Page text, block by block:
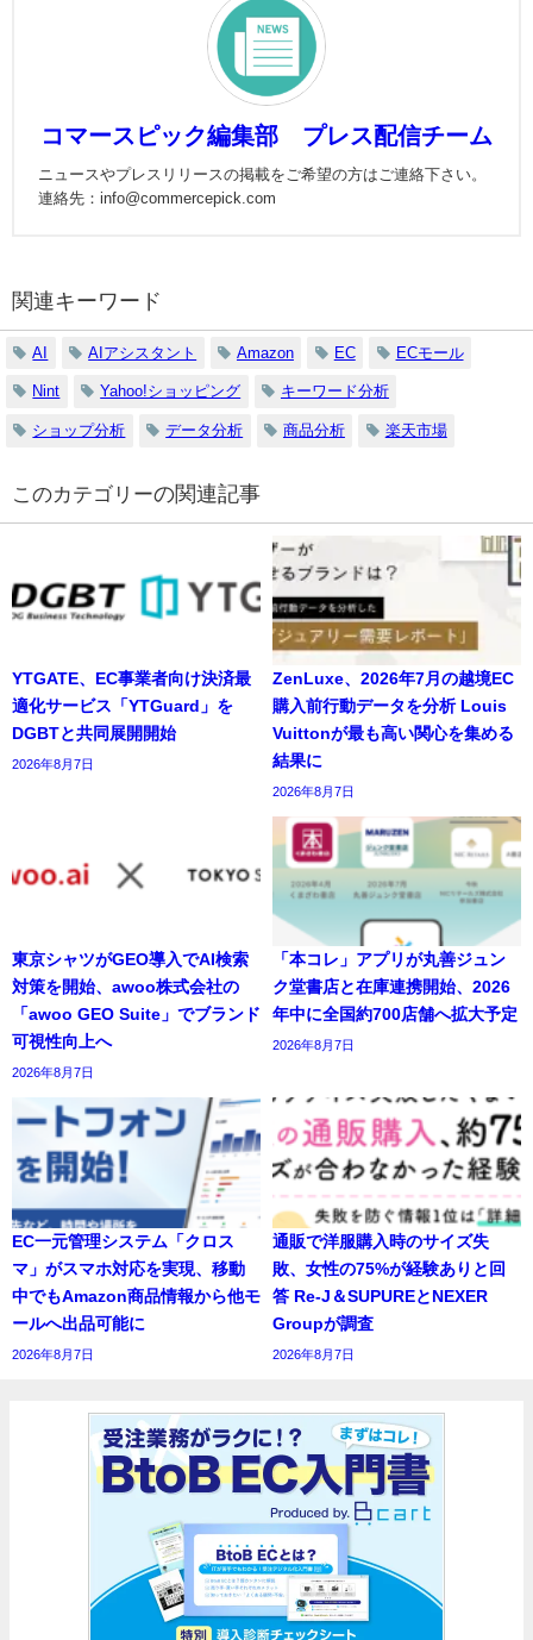
コマースピック編集部 プレス配信チーム
ニュースやプレスリリースの掲載をご希望の方はご連絡下さい。
連絡先：info@commercepick.com
関連キーワード
AI AIアシスタント Amazon EC ECモール
Nint Yahoo!ショッピング キーワード分析
ショップ分析 データ分析 商品分析 楽天市場
の関連記事
YTGATE、EC事業者向け決済最
適化サービス「YTGuard」を
DGBTと共同展開開始
2026年8月7日
ZenLuxe、2026年7月の越境EC
購入前行動データを分析 Louis
Vuittonが最も高い関心を集める
結果に
2026年8月7日
東京シャツがGEO導入でAI検索
対策を開始、awoo株式会社の
「awoo GEO Suite」でブランド
可視性向上へ
2026年8月7日
「本コレ」アプリが丸善ジュン
ク堂書店と在庫連携開始、2026
年中に全国約700店舗へ拡大予定
2026年8月7日
EC一元管理システム「クロス
マ」がスマホ対応を実現、移動
中でもAmazon商品情報から他モ
ールへ出品可能に
2026年8月7日
通販で洋服購入時のサイズ失
敗、女性の75%が経験ありと回
答 Re-J＆SUPUREとNEXER
Groupが調査
2026年8月7日